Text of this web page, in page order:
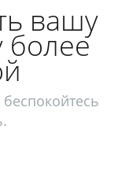
вашу
более